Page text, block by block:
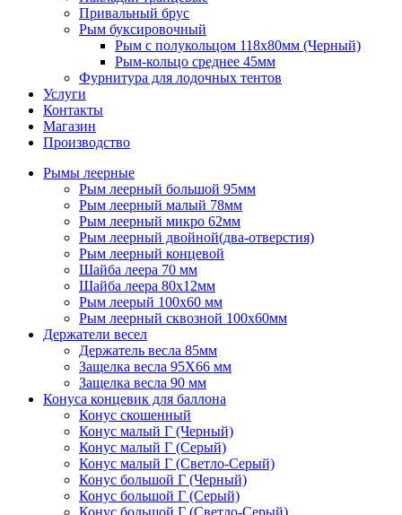
Привальный брус
Рым буксировочный
Рым с полукольцом 118х80мм (Черный)
Рым-кольцо среднее 45мм
Фурнитура для лодочных тентов
Услуги
Контакты
Магазин
Производство
Рымы леерные
Рым леерный большой 95мм
Рым леерный малый 78мм
Рым леерный микро 62мм
Рым леерный двойной(два-отверстия)
Рым леерный концевой
Шайба леера 70 мм
Шайба леера 80х12мм
Рым леерый 100х60 мм
Рым леерный сквозной 100х60мм
Держатели весел
Держатель весла 85мм
Защелка весла 95Х66 мм
Защелка весла 90 мм
Конуса концевик для баллона
Конус скошенный
Конус малый Г (Черный)
Конус малый Г (Серый)
Конус малый Г (Светло-Серый)
Конус большой Г (Черный)
Конус большой Г (Серый)
Конус большой Г (Светло-Серый)